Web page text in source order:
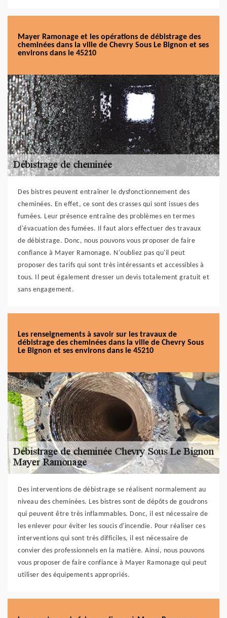
Mayer Ramonage et les opérations de débistrage des
cheminées dans la ville de Chevry Sous Le Bignon et ses
environs dans le 45210
Des bistres peuvent entraîner le dysfonctionnement des
cheminées. En effet, ce sont des crasses qui sont issues des
fumées. Leur présence entraîne des problèmes en termes
d'évacuation des fumées. Il faut alors effectuer des travaux
de débistrage. Donc, nous pouvons vous proposer de faire
confiance à Mayer Ramonage. N'oubliez pas qu'il peut
proposer des tarifs qui sont très intéressants et accessibles à
tous. Il peut également dresser un devis totalement gratuit et
sans engagement.
Les renseignements à savoir sur les travaux de
débistrage des cheminées dans la ville de Chevry Sous
Le Bignon et ses environs dans le 45210
Des interventions de débistrage se réalisent normalement au
niveau des cheminées. Les bistres sont de dépôts de goudrons
qui peuvent être très inflammables. Donc, il est nécessaire de
les enlever pour éviter les soucis d'incendie. Pour réaliser ces
interventions qui sont très difficiles, il est nécessaire de
convier des professionnels en la matière. Ainsi, nous pouvons
vous proposer de faire confiance à Mayer Ramonage qui peut
utiliser des équipements appropriés.